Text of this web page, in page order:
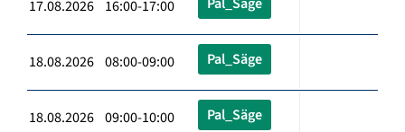
17.08.2026 16:00-17:00
18.08.2026 08:00-09:00 Pal_Säge
18.08.2026 09:00-10:00 Pal_Säge